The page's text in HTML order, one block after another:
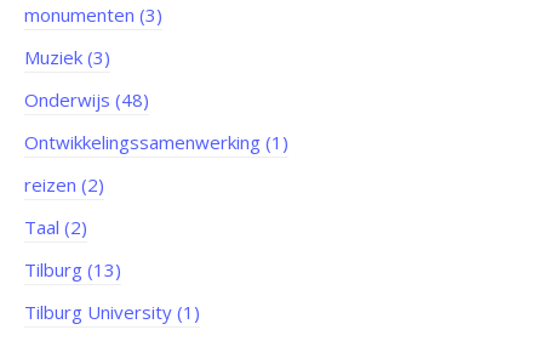
monumenten (3)
Muziek (3)
Onderwijs (48)
Ontwikkelingssamenwerking (1)
reizen (2)
Taal (2)
Tilburg (13)
Tilburg University (1)